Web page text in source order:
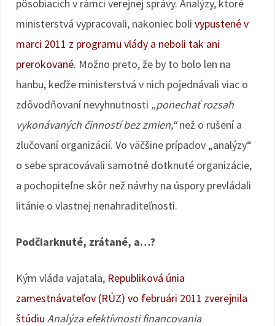
pôsobiacich v rámci verejnej správy. Analýzy, ktoré
ministerstvá vypracovali, nakoniec boli vypustené v
marci 2011 z programu vlády a neboli tak ani
prerokované. Možno preto, že by to bolo len na
hanbu, keďže ministerstvá v nich pojednávali viac o
zdôvodňovaní nevyhnutnosti „ponechať rozsah
vykonávaných činností bez zmien,“než o rušení a
zlučovaní organizácií. Vo väčšine prípadov „analýzy“
o sebe spracovávali samotné dotknuté organizácie,
a pochopiteľne skôr než návrhy na úspory prevládali
litánie o vlastnej nenahraditeľnosti.
Podčiarknuté, zrátané, a…?
Kým vláda vajatala, Republiková únia
zamestnávateľov (RÚZ) vo februári 2011 zverejnila
štúdiu Analýza efektívnosti financovania